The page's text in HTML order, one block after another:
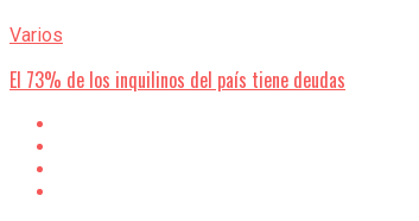
Varios
El 73% de los inquilinos del país tiene deudas